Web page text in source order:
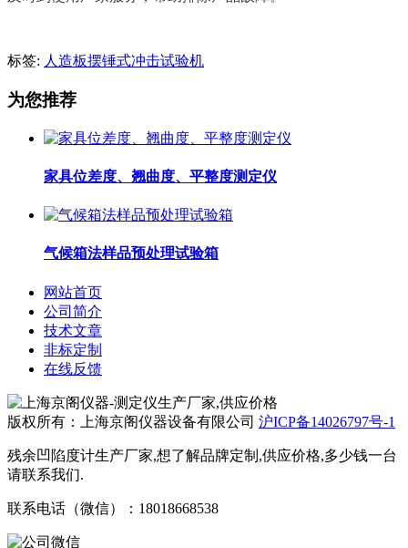
标签: 人造板摆锤式冲击试验机
为您推荐
家具位差度、翘曲度、平整度测定仪
气候箱法样品预处理试验箱
网站首页
公司简介
技术文章
非标定制
在线反馈
版权所有：上海京阁仪器设备有限公司 沪ICP备14026797号-1
残余凹陷度计生产厂家,想了解品牌定制,供应价格,多少钱一台
请联系我们.
联系电话（微信）：18018668538